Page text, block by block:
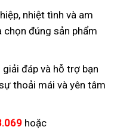
nhiệt tình và am
chọn đúng sản phẩm
đáp và hỗ trợ bạn
thoải mái và yên tâm
hoặc